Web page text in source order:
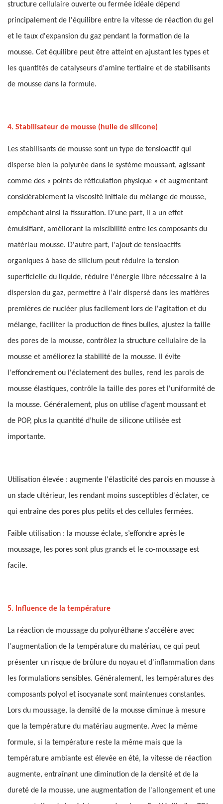
structure cellulaire ouverte ou fermée idéale dépend
principalement de l'équilibre entre la vitesse de réaction du gel
et le taux d'expansion du gaz pendant la formation de la
mousse. Cet équilibre peut être atteint en ajustant les types et
les quantités de catalyseurs d'amine tertiaire et de stabilisants
de mousse dans la formule.
4. Stabilisateur de mousse (huile de silicone)
Les stabilisants de mousse sont un type de tensioactif qui
disperse bien la polyurée dans le système moussant, agissant
comme des « points de réticulation physique » et augmentant
considérablement la viscosité initiale du mélange de mousse,
empêchant ainsi la fissuration. D'une part, il a un effet
émulsifiant, améliorant la miscibilité entre les composants du
matériau mousse. D'autre part, l'ajout de tensioactifs
organiques à base de silicium peut réduire la tension
superficielle du liquide, réduire l'énergie libre nécessaire à la
dispersion du gaz, permettre à l'air dispersé dans les matières
premières de nucléer plus facilement lors de l'agitation et du
mélange, faciliter la production de fines bulles, ajustez la taille
des pores de la mousse, contrôlez la structure cellulaire de la
mousse et améliorez la stabilité de la mousse. Il évite
l'effondrement ou l'éclatement des bulles, rend les parois de
mousse élastiques, contrôle la taille des pores et l'uniformité de
la mousse. Généralement, plus on utilise d’agent moussant et
de POP, plus la quantité d’huile de silicone utilisée est
importante.
Utilisation élevée : augmente l'élasticité des parois en mousse à
un stade ultérieur, les rendant moins susceptibles d'éclater, ce
qui entraîne des pores plus petits et des cellules fermées.
Faible utilisation : la mousse éclate, s’effondre après le
moussage, les pores sont plus grands et le co-moussage est
facile.
5. Influence de la température
La réaction de moussage du polyuréthane s'accélère avec
l'augmentation de la température du matériau, ce qui peut
présenter un risque de brûlure du noyau et d'inflammation dans
les formulations sensibles. Généralement, les températures des
composants polyol et isocyanate sont maintenues constantes.
Lors du moussage, la densité de la mousse diminue à mesure
que la température du matériau augmente. Avec la même
formule, si la température reste la même mais que la
température ambiante est élevée en été, la vitesse de réaction
augmente, entraînant une diminution de la densité et de la
dureté de la mousse, une augmentation de l'allongement et une